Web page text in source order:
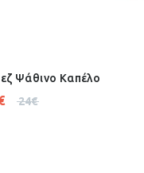
Ψάθινο Καπέλο
24€